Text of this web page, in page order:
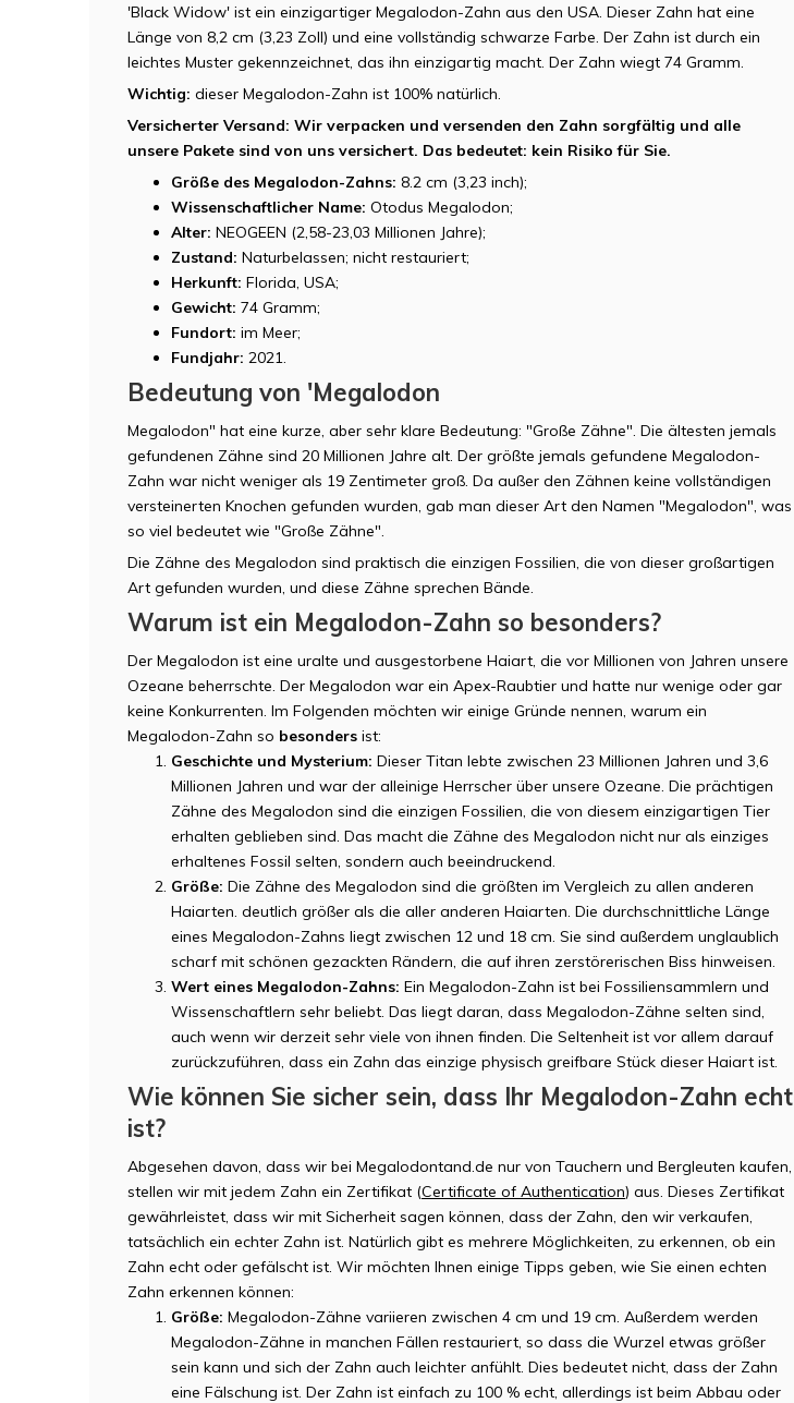
'Black Widow' ist ein einzigartiger Megalodon-Zahn aus den USA. Dieser Zahn hat eine
Länge von 8,2 cm (3,23 Zoll) und eine vollständig schwarze Farbe. Der Zahn ist durch ein
leichtes Muster gekennzeichnet, das ihn einzigartig macht. Der Zahn wiegt 74 Gramm.
Wichtig: dieser Megalodon-Zahn ist 100% natürlich.
Versicherter Versand: Wir verpacken und versenden den Zahn sorgfältig und alle
unsere Pakete sind von uns versichert. Das bedeutet: kein Risiko für Sie.
Größe des Megalodon-Zahns: 8.2 cm (3,23 inch);
Wissenschaftlicher Name: Otodus Megalodon;
Alter: NEOGEEN (2,58-23,03 Millionen Jahre);
Zustand: Naturbelassen; nicht restauriert;
Herkunft: Florida, USA;
Gewicht: 74 Gramm;
Fundort: im Meer;
Fundjahr: 2021.
Bedeutung von 'Megalodon
Megalodon" hat eine kurze, aber sehr klare Bedeutung: "Große Zähne". Die ältesten jemals
gefundenen Zähne sind 20 Millionen Jahre alt. Der größte jemals gefundene Megalodon-
Zahn war nicht weniger als 19 Zentimeter groß. Da außer den Zähnen keine vollständigen
versteinerten Knochen gefunden wurden, gab man dieser Art den Namen "Megalodon", was
so viel bedeutet wie "Große Zähne".
Die Zähne des Megalodon sind praktisch die einzigen Fossilien, die von dieser großartigen
Art gefunden wurden, und diese Zähne sprechen Bände.
Warum ist ein Megalodon-Zahn so besonders?
Der Megalodon ist eine uralte und ausgestorbene Haiart, die vor Millionen von Jahren unsere
Ozeane beherrschte. Der Megalodon war ein Apex-Raubtier und hatte nur wenige oder gar
keine Konkurrenten. Im Folgenden möchten wir einige Gründe nennen, warum ein
Megalodon-Zahn so besonders ist:
Geschichte und Mysterium: Dieser Titan lebte zwischen 23 Millionen Jahren und 3,6
Millionen Jahren und war der alleinige Herrscher über unsere Ozeane. Die prächtigen
Zähne des Megalodon sind die einzigen Fossilien, die von diesem einzigartigen Tier
erhalten geblieben sind. Das macht die Zähne des Megalodon nicht nur als einziges
erhaltenes Fossil selten, sondern auch beeindruckend.
Größe: Die Zähne des Megalodon sind die größten im Vergleich zu allen anderen
Haiarten. deutlich größer als die aller anderen Haiarten. Die durchschnittliche Länge
eines Megalodon-Zahns liegt zwischen 12 und 18 cm. Sie sind außerdem unglaublich
scharf mit schönen gezackten Rändern, die auf ihren zerstörerischen Biss hinweisen.
Wert eines Megalodon-Zahns: Ein Megalodon-Zahn ist bei Fossiliensammlern und
Wissenschaftlern sehr beliebt. Das liegt daran, dass Megalodon-Zähne selten sind,
auch wenn wir derzeit sehr viele von ihnen finden. Die Seltenheit ist vor allem darauf
zurückzuführen, dass ein Zahn das einzige physisch greifbare Stück dieser Haiart ist.
Wie können Sie sicher sein, dass Ihr Megalodon-Zahn echt
ist?
Abgesehen davon, dass wir bei Megalodontand.de nur von Tauchern und Bergleuten kaufen,
stellen wir mit jedem Zahn ein Zertifikat (Certificate of Authentication) aus. Dieses Zertifikat
gewährleistet, dass wir mit Sicherheit sagen können, dass der Zahn, den wir verkaufen,
tatsächlich ein echter Zahn ist. Natürlich gibt es mehrere Möglichkeiten, zu erkennen, ob ein
Zahn echt oder gefälscht ist. Wir möchten Ihnen einige Tipps geben, wie Sie einen echten
Zahn erkennen können:
Größe: Megalodon-Zähne variieren zwischen 4 cm und 19 cm. Außerdem werden
Megalodon-Zähne in manchen Fällen restauriert, so dass die Wurzel etwas größer
sein kann und sich der Zahn auch leichter anfühlt. Dies bedeutet nicht, dass der Zahn
eine Fälschung ist. Der Zahn ist einfach zu 100 % echt, allerdings ist beim Abbau oder